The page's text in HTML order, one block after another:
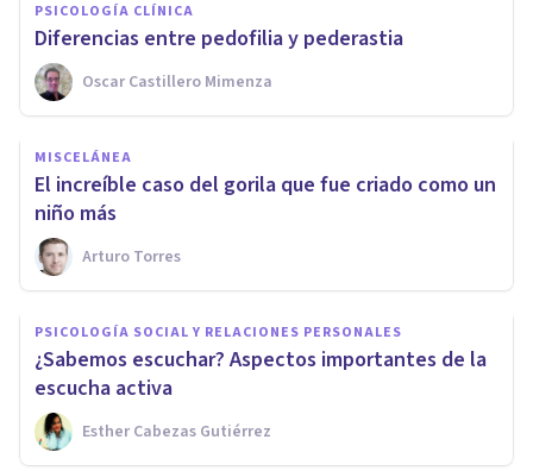
PSICOLOGÍA CLÍNICA
Diferencias entre pedofilia y pederastia
Oscar Castillero Mimenza
MISCELÁNEA
​El increíble caso del gorila que fue criado como un
niño más
Arturo Torres
PSICOLOGÍA SOCIAL Y RELACIONES PERSONALES
​¿Sabemos escuchar? Aspectos importantes de la
escucha activa
Esther Cabezas Gutiérrez